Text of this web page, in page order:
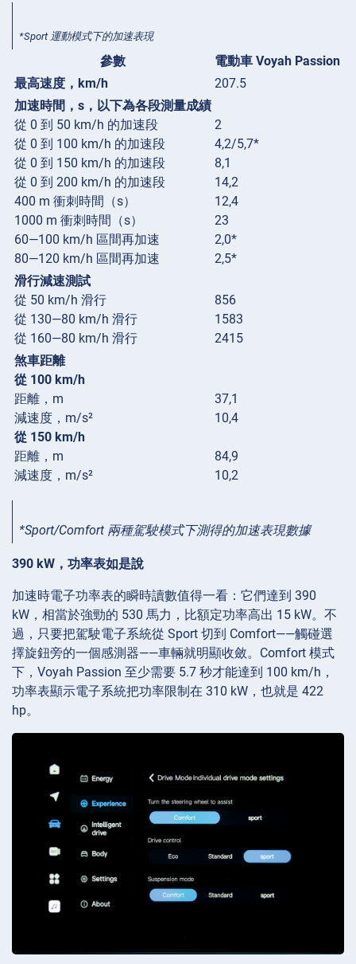
*Sport 運動模式下的加速表現
參數
電動車 Voyah Passion
最高速度，km/h
207.5
加速時間，s，以下為各段測量成績
從 0 到 50 km/h 的加速段
從 0 到 100 km/h 的加速段
從 0 到 150 km/h 的加速段
從 0 到 200 km/h 的加速段
400 m 衝刺時間（s）
1000 m 衝刺時間（s）
60—100 km/h 區間再加速
80—120 km/h 區間再加速
2
4,2/5,7*
8,1
14,2
12,4
23
2,0*
2,5*
滑行減速測試
從 50 km/h 滑行
從 130—80 km/h 滑行
從 160—80 km/h 滑行
856
1583
2415
煞車距離
從 100 km/h
距離，m
減速度，m/s²
從 150 km/h
距離，m
減速度，m/s²
37,1
10,4
84,9
10,2
*Sport/Comfort 兩種駕駛模式下測得的加速表現數據
390 kW，功率表如是說
加速時電子功率表的瞬時讀數值得一看：它們達到 390
kW，相當於強勁的 530 馬力，比額定功率高出 15 kW。不
過，只要把駕駛電子系統從 Sport 切到 Comfort——觸碰選
擇旋鈕旁的一個感測器——車輛就明顯收斂。Comfort 模式
下，Voyah Passion 至少需要 5.7 秒才能達到 100 km/h，
功率表顯示電子系統把功率限制在 310 kW，也就是 422
hp。